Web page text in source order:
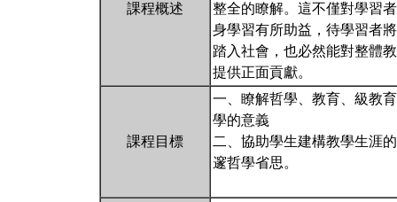
課程概述
整全的瞭解。這不僅對學習
身學習有所助益，待學習者
踏入社會，也必然能對整體
提供正面貢獻。
課程目標
一、瞭解哲學、教育、級教
學的意義
二、協助學生建構教學生涯
邃哲學省思。